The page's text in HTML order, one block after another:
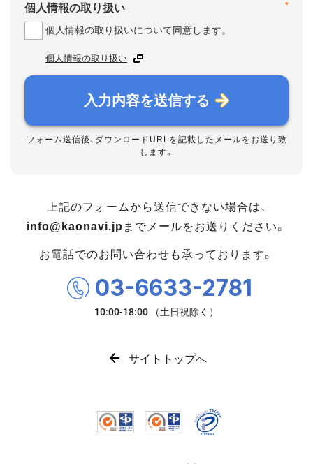
*
個人情報の取り扱い
個人情報の取り扱いについて同意します。
個人情報の取り扱い
入力内容を送信する
フォーム送信後、ダウンロードURLを記載したメールをお送り致
します。
上記のフォームから送信できない場合は、
info@kaonavi.jp までメールをお送りください。
お電話でのお問い合わせも承っております。
03-6633-2781
サイトトップへ